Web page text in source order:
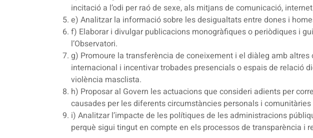
incitació a l’odi per raó de sexe, als mitjans de comunicació,
e) Analitzar la informació sobre les desigualtats entre dones i
f) Elaborar i divulgar publicacions monogràfiques o periòdiques i
l’Observatori.
g) Promoure la transferència de coneixement i el diàleg amb
internacional i incentivar trobades presencials o espais de relació
violència masclista.
h) Proposar al Govern les actuacions que consideri adients per
causades per les diferents circumstàncies personals i
i) Analitzar l’impacte de les polítiques de les administracions
perquè sigui tingut en compte en els processos de transparència i